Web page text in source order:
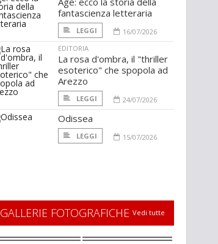
fantascienza letteraria
LEGGI
16/07/2026
EDITORIA
La rosa d'ombra, il "thriller
esoterico" che spopola ad
Arezzo
LEGGI 24/07/2026
Odissea
LEGGI 15/07/2026
GALLERIE FOTOGRAFICHE Vedi tutte